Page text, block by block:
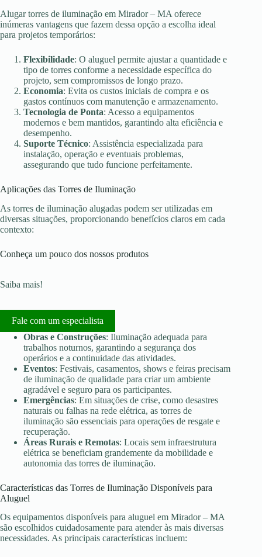
Alugar torres de iluminação em Mirador – MA oferece
inúmeras vantagens que fazem dessa opção a escolha ideal
para projetos temporários:
Flexibilidade: O aluguel permite ajustar a quantidade e
tipo de torres conforme a necessidade específica do
projeto, sem compromissos de longo prazo.
Economia: Evita os custos iniciais de compra e os
gastos contínuos com manutenção e armazenamento.
Tecnologia de Ponta: Acesso a equipamentos
modernos e bem mantidos, garantindo alta eficiência e
desempenho.
Suporte Técnico: Assistência especializada para
instalação, operação e eventuais problemas,
assegurando que tudo funcione perfeitamente.
Aplicações das Torres de Iluminação
As torres de iluminação alugadas podem ser utilizadas em
diversas situações, proporcionando benefícios claros em cada
contexto:
Conheça um pouco dos nossos produtos
Saiba mais!
Fale com um especialista
Obras e Construções: Iluminação adequada para
trabalhos noturnos, garantindo a segurança dos
operários e a continuidade das atividades.
Eventos: Festivais, casamentos, shows e feiras precisam
de iluminação de qualidade para criar um ambiente
agradável e seguro para os participantes.
Emergências: Em situações de crise, como desastres
naturais ou falhas na rede elétrica, as torres de
iluminação são essenciais para operações de resgate e
recuperação.
Áreas Rurais e Remotas: Locais sem infraestrutura
elétrica se beneficiam grandemente da mobilidade e
autonomia das torres de iluminação.
Características das Torres de Iluminação Disponíveis para
Aluguel
Os equipamentos disponíveis para aluguel em Mirador – MA
são escolhidos cuidadosamente para atender às mais diversas
necessidades. As principais características incluem: